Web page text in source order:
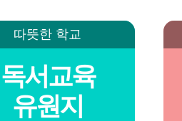
따뜻한 학교
독서교육
유원지